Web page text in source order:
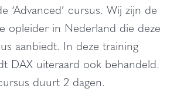
‘Advanced’ cursus. Wij zijn de
opleider in Nederland die deze
aanbiedt. In deze training
DAX uiteraard ook behandeld.
duurt 2 dagen.